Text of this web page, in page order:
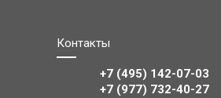
Контакты
+7 (495) 142-07-03
‎‎+7 (977) 732-40-27